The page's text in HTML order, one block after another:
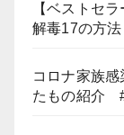
【ベストセ
解毒17の方法
コロナ家族
たもの紹介